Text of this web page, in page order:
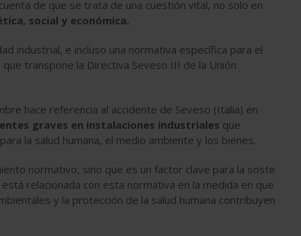
de que se trata de una cuestión vital, no solo en
social y económica.
industrial, e incluso una normativa específica para el
transpone la Directiva Seveso III de la Unión
hace referencia al accidente de Seveso (Italia) en
graves en instalaciones industriales que
la salud humana, el medio ambiente y los bienes.
normativo, sino que es un factor clave para la soste
relacionada con esta normativa en la medida en que
y la protección de la salud humana contribuyen